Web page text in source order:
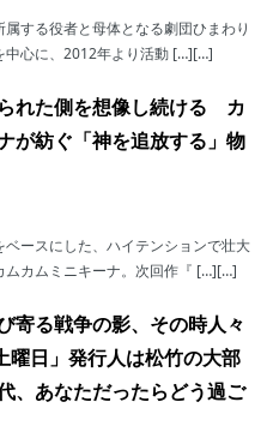
する役者と母体となる劇団ひまわり
中心に、2012年より活動 […][…]
れた側を想像し続ける カ
が紡ぐ「神を追放する」物
ースにした、ハイテンションで壮大
ムカムミニキーナ。次回作『 […][…]
る戦争の影、その時人々
日」発行人は松竹の大部
、あなただったらどう過ご